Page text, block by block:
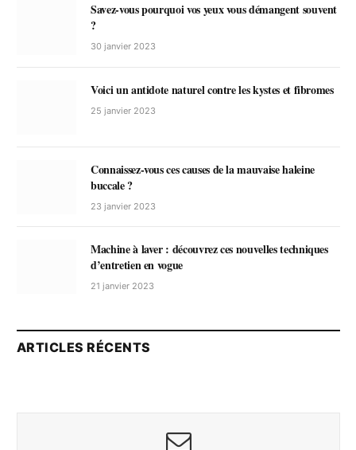
Savez-vous pourquoi vos yeux vous démangent souvent
?
30 janvier 2023
Voici un antidote naturel contre les kystes et fibromes
25 janvier 2023
Connaissez-vous ces causes de la mauvaise haleine
buccale ?
23 janvier 2023
Machine à laver : découvrez ces nouvelles techniques
d’entretien en vogue
21 janvier 2023
ARTICLES RÉCENTS